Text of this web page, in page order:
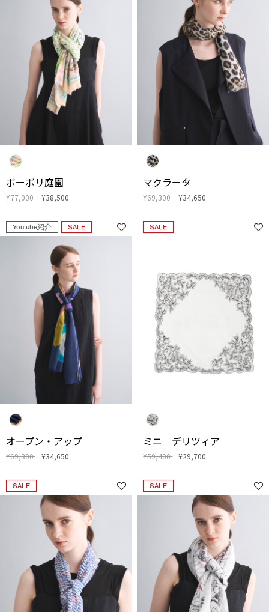
ボーボリ庭園
¥77,000 ¥38,500
マクラータ
¥69,300 ¥34,650
Youtube紹介 SALE
オープン・アップ
¥69,300 ¥34,650
SALE
ミニ デリツィア
¥59,400 ¥29,700
SALE SALE